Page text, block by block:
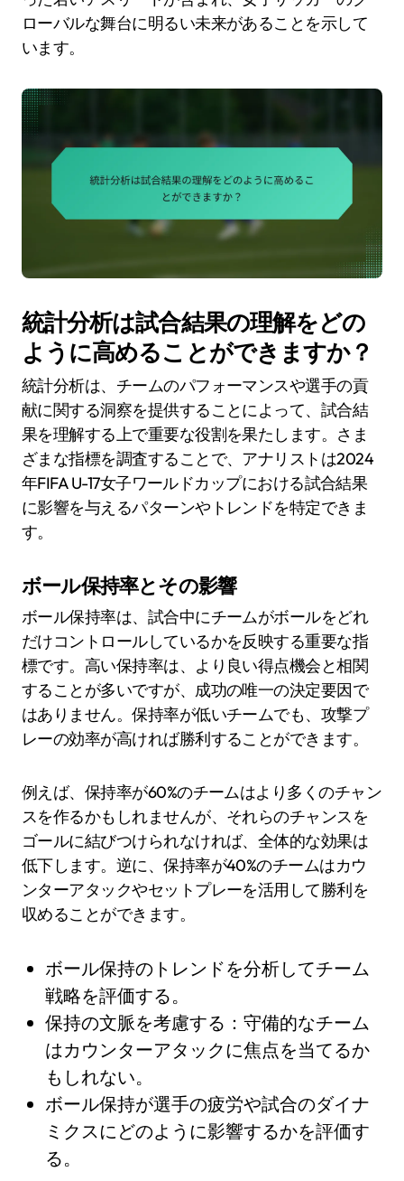
ローバルな舞台に明るい未来があることを示して
います。
統計分析は試合結果の理解をどの
ように高めることができますか？
統計分析は、チームのパフォーマンスや選手の貢
献に関する洞察を提供することによって、試合結
果を理解する上で重要な役割を果たします。さま
ざまな指標を調査することで、アナリストは2024
年FIFA U-17女子ワールドカップにおける試合結果
に影響を与えるパターンやトレンドを特定できま
す。
ボール保持率とその影響
ボール保持率は、試合中にチームがボールをどれ
だけコントロールしているかを反映する重要な指
標です。高い保持率は、より良い得点機会と相関
することが多いですが、成功の唯一の決定要因で
はありません。保持率が低いチームでも、攻撃プ
レーの効率が高ければ勝利することができます。
例えば、保持率が60%のチームはより多くのチャン
スを作るかもしれませんが、それらのチャンスを
ゴールに結びつけられなければ、全体的な効果は
低下します。逆に、保持率が40%のチームはカウ
ンターアタックやセットプレーを活用して勝利を
収めることができます。
ボール保持のトレンドを分析してチーム
戦略を評価する。
保持の文脈を考慮する：守備的なチーム
はカウンターアタックに焦点を当てるか
もしれない。
ボール保持が選手の疲労や試合のダイナ
ミクスにどのように影響するかを評価す
る。